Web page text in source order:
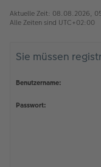
Aktuelle Zeit: 08.08.2026,
Alle Zeiten sind UTC+02:00
Sie müssen
Benutzername:
Passwort: